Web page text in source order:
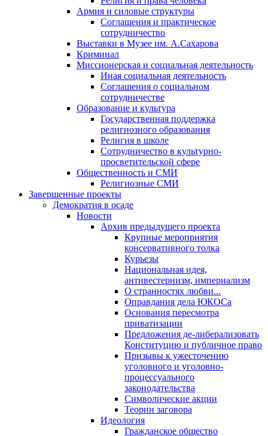
Армия и силовые структуры
Соглашения и практическое
сотрудничество
Выставки в Музее им. А.Сахарова
Криминал
Миссионерская и социальная деятельность
Иная социальная деятельность
Соглашения о социальном
сотрудничестве
Образование и культура
Государственная поддержка
религиозного образования
Религия в школе
Сотрудничество в культурно-
просветительской сфере
Общественность и СМИ
Религиозные СМИ
Завершенные проекты
Демократия в осаде
Новости
Архив предыдущего проекта
Крупные мероприятия
консервативного толка
Курьезы
Национальная идея,
антивестернизм, империализм
О странностях любви...
Оправдания дела ЮКОСа
Основания пересмотра
приватизации
Предложения де-либерализовать
Конституцию и публичное право
Призывы к ужесточению
уголовного и уголовно-
процессуального
законодательства
Символические акции
Теории заговора
Идеология
Гражданское общество